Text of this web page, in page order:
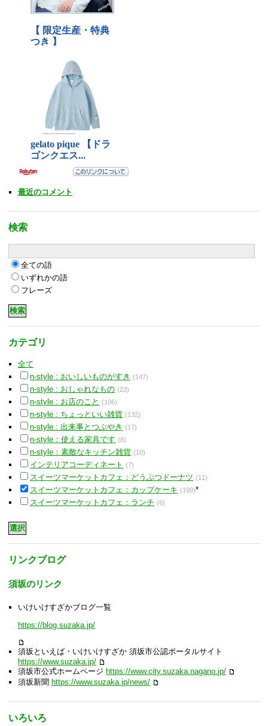
最近のコメント
検索
全ての語
いずれかの語
フレーズ
カテゴリ
全て
n-style : おいしいものがすき
(147)
n-style : おしゃれなもの (23)
n-style : お店のこと (106)
n-style : ちょっといい雑貨 (132)
n-style : 出来事とつぶやき (17)
n-style：使える家具です (8)
n-style：素敵なキッチン雑貨 (10)
インテリアコーディネート (7)
スイーツマーケットカフェ：どうぶつドーナツ (11)
スイーツマーケットカフェ：カップケーキ (199)*
スイーツマーケットカフェ：ランチ (6)
リンクブログ
須坂のリンク
いけいけすざかブログ一覧
https://blog.suzaka.jp/
須坂といえば・いけいけすざか 須坂市公認ポータルサイト
https://www.suzaka.jp/
須坂市公式ホームページ https://www.city.suzaka.nagano.jp/
須坂新聞 https://www.suzaka.jp/news/
いろいろ